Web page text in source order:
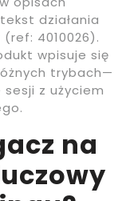
działania
4010026).
wpisuje się
trybach—
z użyciem
na